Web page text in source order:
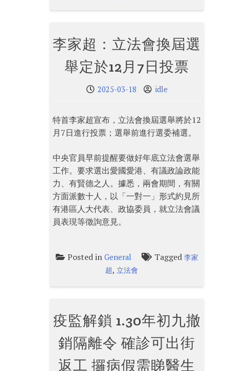
李家超：立法會換屆選
舉定於12月7日投票
2025-03-18 idle
特首李家超宣布，立法會換屆選舉將於12
月7日進行投票；選舉前進行選委補選。
中央官員早前提醒要做好年底立法會選舉
工作。要求選出愛國愛港、有議政論政能
力、有賢德之人。據悉，兩會期間，有關
方面派數十人，以「一對一」形式約見所
有港區人大代表、政協委員，就立法會議
員表現等徵詢意見。
Posted in General Tagged 李家
超, 立法會
疫監解鎖 1.30年初九撤
銷隔離令 確診可出街
返工 攞病假需睇醫生